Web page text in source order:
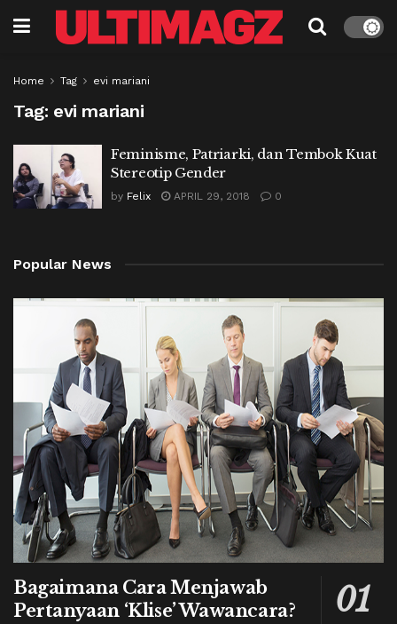
Home Tag evi mariani
Tag: evi mariani
Feminisme, Patriarki, dan Tembok Kuat
Stereotip Gender
by Felix APRIL 29, 2018 0
Popular News
Bagaimana Cara Menjawab
Pertanyaan ‘Klise’ Wawancara?